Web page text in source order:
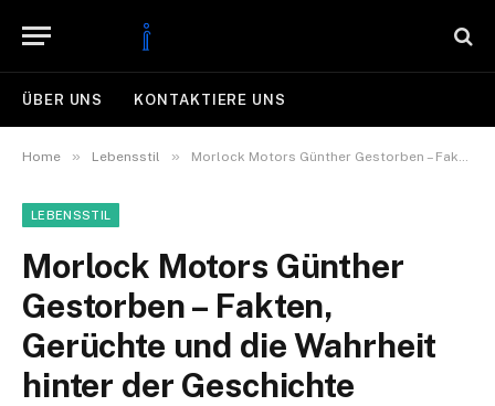
ÜBER UNS KONTAKTIERE UNS
Home » Lebensstil » Morlock Motors Günther Gestorben – Fakten, Gerüchte und die Wahrheit hinter der Geschichte
LEBENSSTIL
Morlock Motors Günther
Gestorben – Fakten,
Gerüchte und die Wahrheit
hinter der Geschichte